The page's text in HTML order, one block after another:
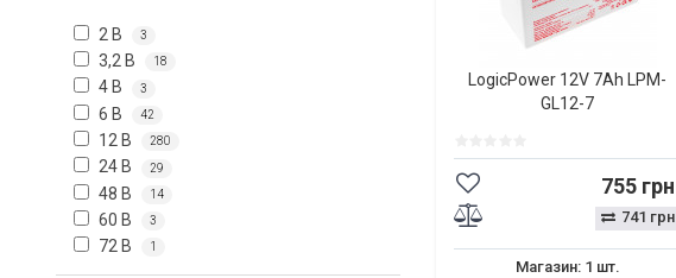
2 В 3
3,2 В 18
4 В 3
6 В 42
12 В 280
24 В 29
48 В 14
60 В 3
72 В 1
LogicPower 12V 7Ah LPM-
GL12-7
755 грн
741 грн
Магазин: 1 шт.